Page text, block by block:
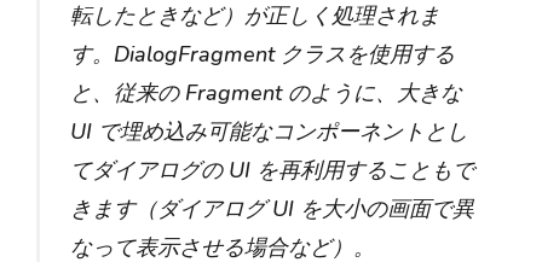
転したときなど）が正しく処理されま
す。DialogFragment クラスを使用する
と、従来の Fragment のように、大きな
UI で埋め込み可能なコンポーネントとし
てダイアログの UI を再利用することもで
きます（ダイアログ UI を大小の画面で異
なって表示させる場合など）。